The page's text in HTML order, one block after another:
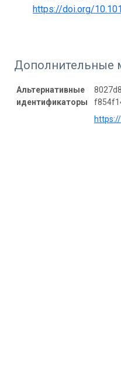
https://doi.org/
Дополнительные
Альтернативные
идентификаторы